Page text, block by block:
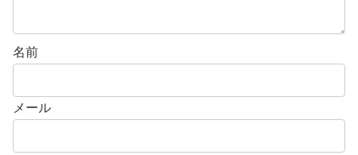
名前
メール